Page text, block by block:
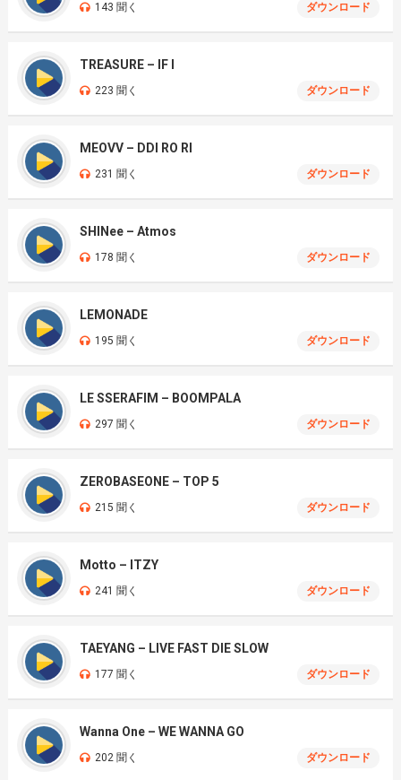
143 聞く ダウンロード
TREASURE – IF I
223 聞く ダウンロード
MEOVV – DDI RO RI
231 聞く ダウンロード
SHINee – Atmos
178 聞く ダウンロード
LEMONADE
195 聞く ダウンロード
LE SSERAFIM – BOOMPALA
297 聞く ダウンロード
ZEROBASEONE – TOP 5
215 聞く ダウンロード
Motto – ITZY
241 聞く ダウンロード
TAEYANG – LIVE FAST DIE SLOW
177 聞く ダウンロード
Wanna One – WE WANNA GO
202 聞く ダウンロード